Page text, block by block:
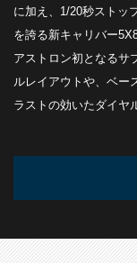
に加え、1/20秒ストッ
を誇る新キャリバー
アストロン初となるサ
ルレイアウトや、ベー
ラストの効いたダイヤ